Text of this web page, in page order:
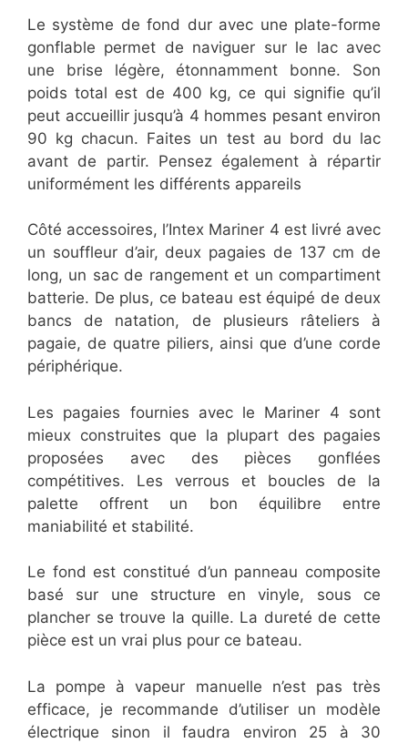
Le système de fond dur avec une plate-forme
gonflable permet de naviguer sur le lac avec
une brise légère, étonnamment bonne. Son
poids total est de 400 kg, ce qui signifie qu’il
peut accueillir jusqu’à 4 hommes pesant environ
90 kg chacun. Faites un test au bord du lac
avant de partir. Pensez également à répartir
uniformément les différents appareils
Côté accessoires, l’Intex Mariner 4 est livré avec
un souffleur d’air, deux pagaies de 137 cm de
long, un sac de rangement et un compartiment
batterie. De plus, ce bateau est équipé de deux
bancs de natation, de plusieurs râteliers à
pagaie, de quatre piliers, ainsi que d’une corde
périphérique.
Les pagaies fournies avec le Mariner 4 sont
mieux construites que la plupart des pagaies
proposées avec des pièces gonflées
compétitives. Les verrous et boucles de la
palette offrent un bon équilibre entre
maniabilité et stabilité.
Le fond est constitué d’un panneau composite
basé sur une structure en vinyle, sous ce
plancher se trouve la quille. La dureté de cette
pièce est un vrai plus pour ce bateau.
La pompe à vapeur manuelle n’est pas très
efficace, je recommande d’utiliser un modèle
électrique sinon il faudra environ 25 à 30